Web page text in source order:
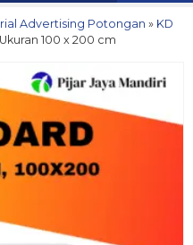
Advertising Potongan » KD
100 x 200 cm